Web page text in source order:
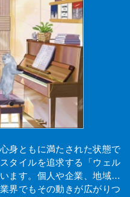
身ともに満たされた状態で
タイルを追求する「ウェル
ます。個人や企業、地域…
界でもその動きが広がりつ